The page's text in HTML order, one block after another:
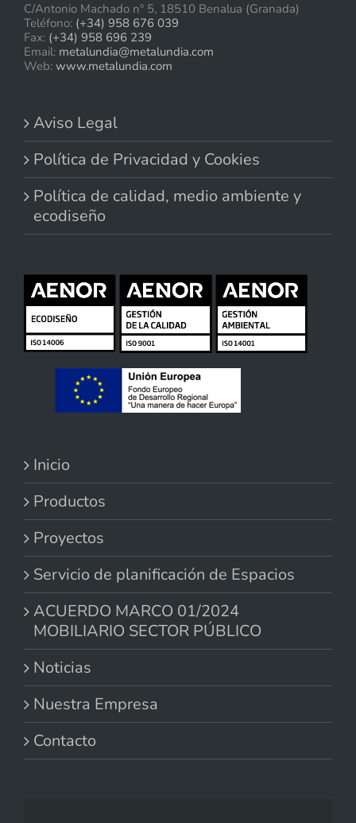
C/Antonio Machado nº 5, 18510 Benalua (Granada)
Teléfono: (+34) 958 676 039
Fax: (+34) 958 696 239
Email: metalundia@metalundia.com
Web: www.metalundia.com
Aviso Legal
Política de Privacidad y Cookies
Política de calidad, medio ambiente y
ecodiseño
Inicio
Productos
Proyectos
Servicio de planificación de Espacios
ACUERDO MARCO 01/2024
MOBILIARIO SECTOR PÚBLICO
Noticias
Nuestra Empresa
Contacto